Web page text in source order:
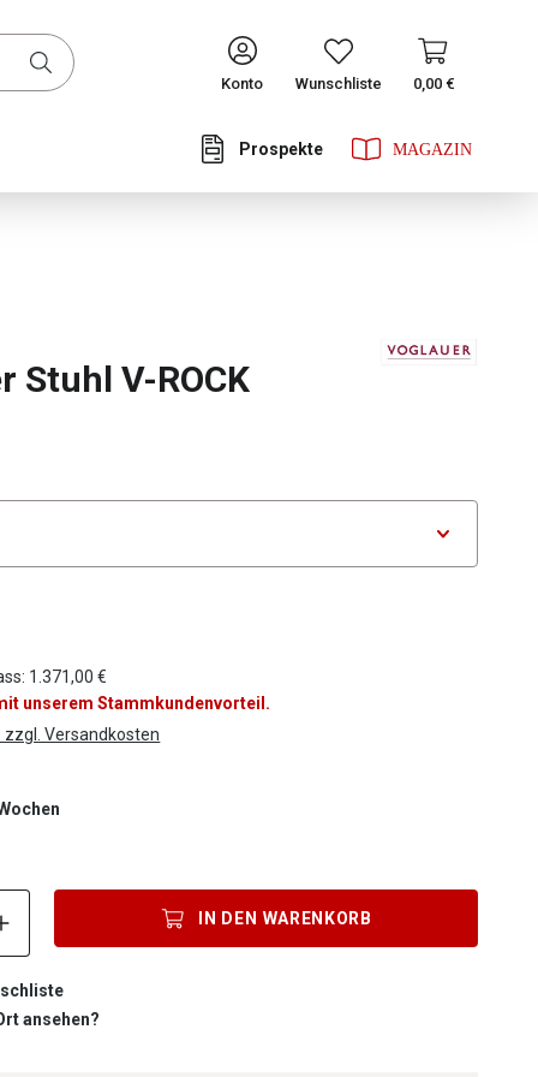
CONTINUE
Konto Wunschliste 0,00 €
Prospekte
Stuhl V-ROCK
1.371,00 €
unserem Stammkundenvorteil.
zzgl. Versandkosten
Produkt Anzahl: Gib den gewünschten Wert ein oder benutze die
IN DEN WARENKORB
ansehen?